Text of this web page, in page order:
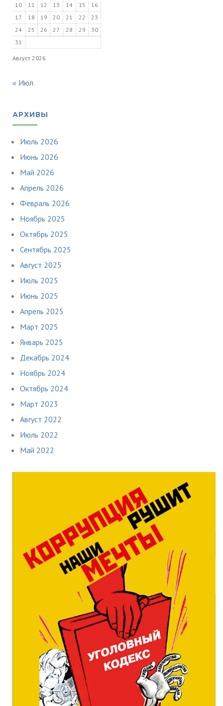
Август 2026
10
11 12 13 14 15
16
17
18 19 20 21 22
23
24
25 26 27 28 29
30
31
« Июл
АРХИВЫ
Июль 2026
Июнь 2026
Май 2026
Апрель 2026
Февраль 2026
Ноябрь 2025
Октябрь 2025
Сентябрь 2025
Август 2025
Июль 2025
Июнь 2025
Апрель 2025
Март 2025
Январь 2025
Декабрь 2024
Ноябрь 2024
Октябрь 2024
Март 2023
Август 2022
Июль 2022
Май 2022